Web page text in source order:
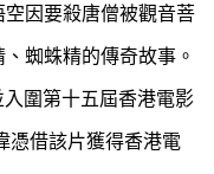
因要殺唐僧被觀音菩
蜘蛛精的傳奇故事。
圍第十五屆香港電影
憑借該片獲得香港電